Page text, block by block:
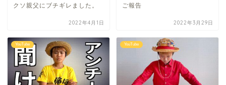
クソ親父にブチギレました。
2022年4月1日
ご報告
2022年3月29日
YouTube YouTube